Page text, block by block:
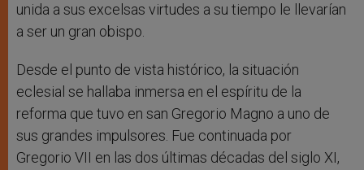
unida a sus excelsas virtudes a su tiempo le llevarían
a ser un gran obispo.
Desde el punto de vista histórico, la situación
eclesial se hallaba inmersa en el espíritu de la
reforma que tuvo en san Gregorio Magno a uno de
sus grandes impulsores. Fue continuada por
Gregorio VII en las dos últimas décadas del siglo XI,